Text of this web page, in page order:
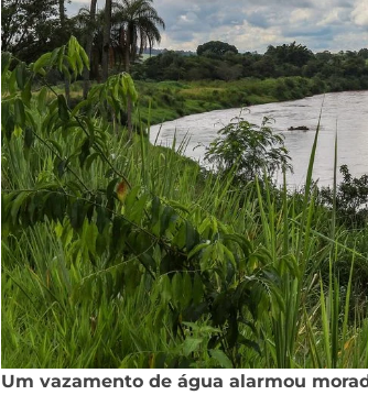
Um vazamento de água alarmou